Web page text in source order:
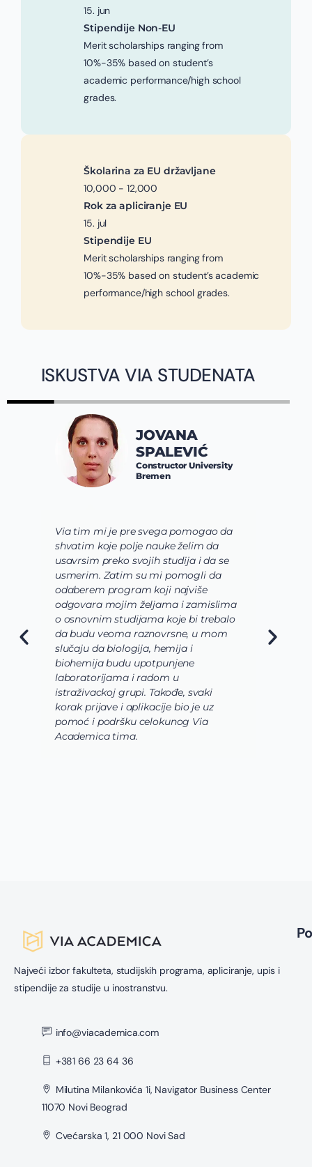
15. jun
Stipendije Non-EU
Merit scholarships ranging from
10%-35% based on student’s
academic performance/high school
grades.
Školarina za EU državljane
10,000 - 12,000
Rok za apliciranje EU
15. jul
Stipendije EU
Merit scholarships ranging from
10%-35% based on student’s academic
performance/high school grades.
ISKUSTVA VIA STUDENATA
Via tim mi je pre svega pomogao da
shvatim koje polje nauke želim da
usavrsim preko svojih studija i da se
usmerim. Zatim su mi pomogli da
odaberem program koji najviše
odgovara mojim željama i zamislima
o osnovnim studijama koje bi trebalo
da budu veoma raznovrsne, u mom
slučaju da biologija, hemija i
biohemija budu upotpunjene
laboratorijama i radom u
istraživackoj grupi. Takođe, svaki
korak prijave i aplikacije bio je uz
pomoć i podršku celokunog Via
Academica tima.
JOVANA
SPALEVIĆ
Constructor University
Bremen
Najveći izbor fakulteta, studijskih programa, apliciranje, upis i
stipendije za studije u inostranstvu.
info@viacademica.com
+381 66 23 64 36
Milutina Milankovića 1i, Navigator Business Center
11070 Novi Beograd
Cvećarska 1, 21 000 Novi Sad